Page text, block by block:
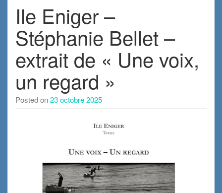
Ile Eniger –
Stéphanie Bellet –
extrait de « Une voix,
un regard »
Posted on23 octobre 2025